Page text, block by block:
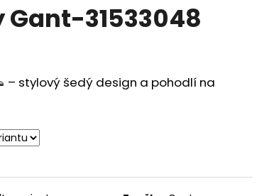
31533048
– stylový šedý design a pohodlí na